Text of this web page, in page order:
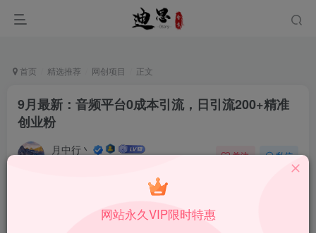
首页 精选推荐 网创项目 正文
9月最新：音频平台0成本引流，日引流200+精准
创业粉
月中行丶 关注 私信
网站永久VIP限时特惠